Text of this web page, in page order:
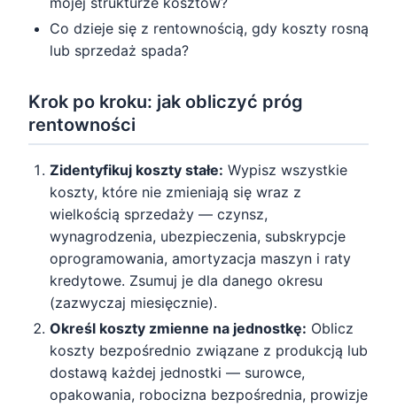
Co dzieje się z rentownością, gdy koszty rosną
lub sprzedaż spada?
Krok po kroku: jak obliczyć próg
rentowności
Zidentyfikuj koszty stałe: Wypisz wszystkie
koszty, które nie zmieniają się wraz z
wielkością sprzedaży — czynsz,
wynagrodzenia, ubezpieczenia, subskrypcje
oprogramowania, amortyzacja maszyn i raty
kredytowe. Zsumuj je dla danego okresu
(zazwyczaj miesięcznie).
Określ koszty zmienne na jednostkę: Oblicz
koszty bezpośrednio związane z produkcją lub
dostawą każdej jednostki — surowce,
opakowania, robocizna bezpośrednia, prowizje